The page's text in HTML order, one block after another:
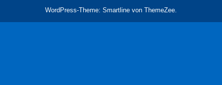
WordPress-Theme: Smartline von ThemeZee.